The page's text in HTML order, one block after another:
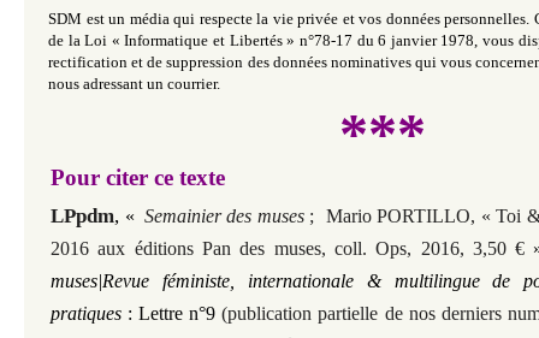
SDM est un média qui respecte la vie privée et vos données
de la Loi « Informatique et Libertés » n°78-17 du 6 janvier 1978, vous
rectification et de suppression des données nominatives qui vous
nous adressant un courrier.
***
Pour citer ce texte
LPpdm, « Semainier des muses ; Mario PORTILLO, « Toi
2016 aux éditions Pan des muses, coll. Ops, 2016, 3,50 €
muses|Revue féministe, internationale & multilingue de
pratiques : Lettre n°9(publication partielle de nos derniers